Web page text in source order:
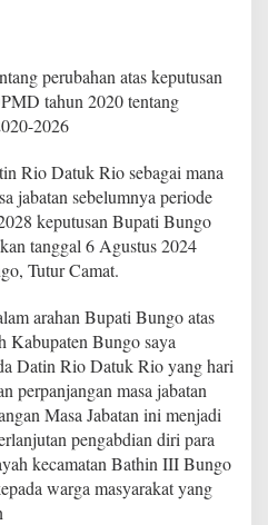
perubahan atas keputusan
tahun 2020 tentang
2026
Rio Datuk Rio sebagai mana
jabatan sebelumnya periode
keputusan Bupati Bungo
tanggal 6 Agustus 2024
Tutur Camat.
arahan Bupati Bungo atas
Kabupaten Bungo saya
Datin Rio Datuk Rio yang hari
perpanjangan masa jabatan
Masa Jabatan ini menjadi
pengabdian diri para
kecamatan Bathin III Bungo
warga masyarakat yang